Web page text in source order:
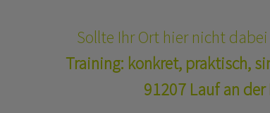
Sollte Ihr Ort hier nicht
Training: konkret, praktisch,
91207 Lauf an der